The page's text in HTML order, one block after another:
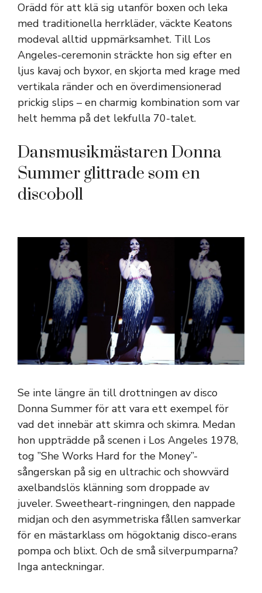
Orädd för att klä sig utanför boxen och leka
med traditionella herrkläder, väckte Keatons
modeval alltid uppmärksamhet. Till Los
Angeles-ceremonin sträckte hon sig efter en
ljus kavaj och byxor, en skjorta med krage med
vertikala ränder och en överdimensionerad
prickig slips – en charmig kombination som var
helt hemma på det lekfulla 70-talet.
Dansmusikmästaren Donna
Summer glittrade som en
discoboll
Se inte längre än till drottningen av disco
Donna Summer för att vara ett exempel för
vad det innebär att skimra och skimra. Medan
hon uppträdde på scenen i Los Angeles 1978,
tog ”She Works Hard for the Money”-
sångerskan på sig en ultrachic och showvärd
axelbandslös klänning som droppade av
juveler. Sweetheart-ringningen, den nappade
midjan och den asymmetriska fållen samverkar
för en mästarklass om högoktanig disco-erans
pompa och blixt. Och de små silverpumparna?
Inga anteckningar.